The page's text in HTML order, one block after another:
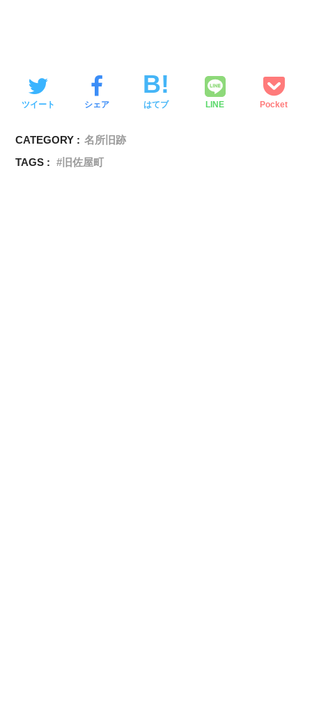
ツイート シェア はてブ LINE Pocket
CATEGORY : 名所旧跡
TAGS :
旧佐屋町